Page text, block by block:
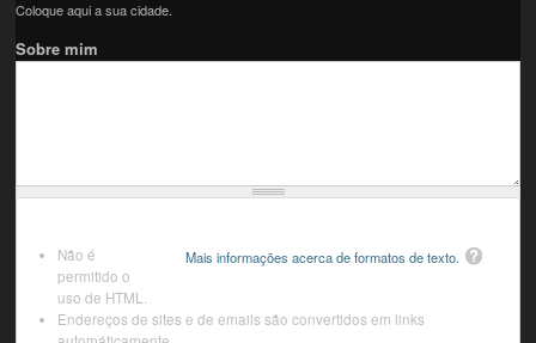
Coloque aqui a sua cidade.
Sobre mim
Mais informações acerca de formatos de texto.
Não é
permitido o
uso de HTML.
Endereços de sites e de emails são convertidos em links